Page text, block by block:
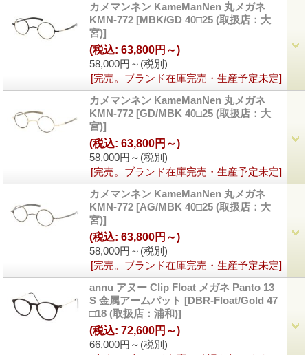
カメマンネン KameManNen 丸メガネ
KMN-772 [MBK/GD 40□25 (取扱店：大
宮)]
58,000円～ (税別)
(税込: 63,800円～)
[完売。ブランド在庫完売・生産予定未定]
カメマンネン KameManNen 丸メガネ
KMN-772 [GD/MBK 40□25 (取扱店：大
宮)]
58,000円～ (税別)
(税込: 63,800円～)
[完売。ブランド在庫完売・生産予定未定]
カメマンネン KameManNen 丸メガネ
KMN-772 [AG/MBK 40□25 (取扱店：大
宮)]
58,000円～ (税別)
(税込: 63,800円～)
[完売。ブランド在庫完売・生産予定未定]
annu アヌー Clip Float メガネ Panto 13
S 金属アームパット [DBR-Float/Gold 47
□18 (取扱店：浦和)]
66,000円～ (税別)
(税込: 72,600円～)